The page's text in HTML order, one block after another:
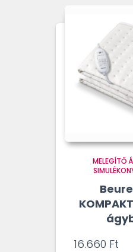
MELEGÍTŐ
16.660 Ft